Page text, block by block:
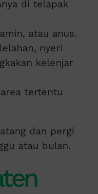
di telapak
atau anus.
nyeri
kelenjar
tertentu
dan pergi
atau bulan.